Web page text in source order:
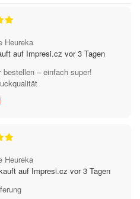
Heureka
auf Impresi.cz vor 3 Tagen
bestellen – einfach super!
Heureka
auf Impresi.cz vor 3 Tagen